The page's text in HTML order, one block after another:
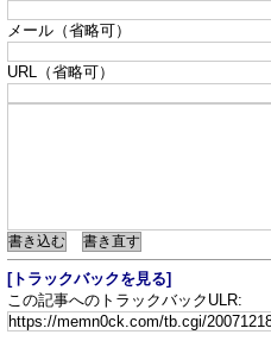
メール（省略可）
URL（省略可）
[トラックバックを見る]
この記事へのトラックバックULR: